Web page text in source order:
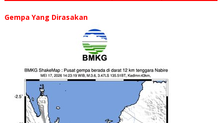
Gempa Yang Dirasakan